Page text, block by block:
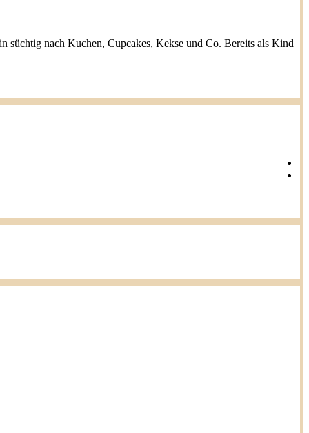
nach Kuchen, Cupcakes, Kekse und Co. Bereits als Kind